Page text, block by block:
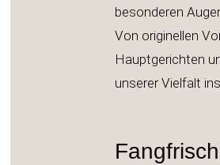
besonderen
Von originellen
Hauptgerichten
unserer Vielfalt